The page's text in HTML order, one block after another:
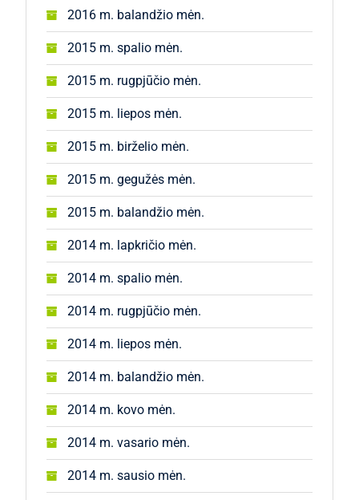
2016 m. balandžio mėn.
2015 m. spalio mėn.
2015 m. rugpjūčio mėn.
2015 m. liepos mėn.
2015 m. birželio mėn.
2015 m. gegužės mėn.
2015 m. balandžio mėn.
2014 m. lapkričio mėn.
2014 m. spalio mėn.
2014 m. rugpjūčio mėn.
2014 m. liepos mėn.
2014 m. balandžio mėn.
2014 m. kovo mėn.
2014 m. vasario mėn.
2014 m. sausio mėn.